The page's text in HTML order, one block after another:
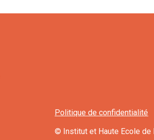
Politique de confidentialité
© Institut et Haute Ecole de